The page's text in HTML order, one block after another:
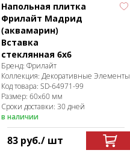
Напольная плитка
Фрилайт Мадрид
(аквамарин)
Вставка
стеклянная 6х6
Бренд: Фрилайт
Коллекция: Декоративные Элементы
Код товара: SD-64971-99
Размер: 60x60 мм
Сроки доставки: 30 дней
в наличии
83 руб./ шт